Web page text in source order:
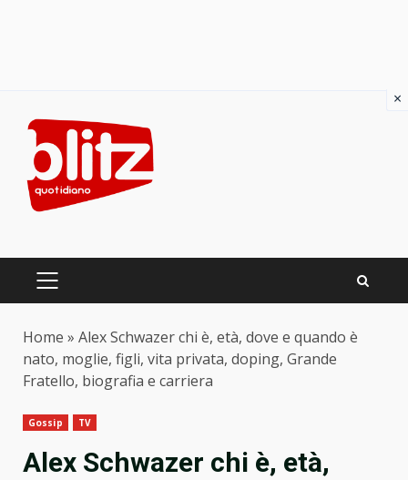
content
PRIMARY
Home » Alex Schwazer chi è, età, dove e quando è
nato, moglie, figli, vita privata, doping, Grande
Fratello, biografia e carriera
Gossip TV
Alex Schwazer chi è, età,
×